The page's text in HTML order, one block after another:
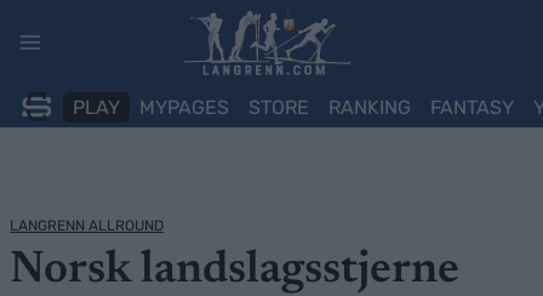
PLAY MYPAGES STORE RANKING FANTASY
LANGRENN ALLROUND
Norsk landslagsstjerne